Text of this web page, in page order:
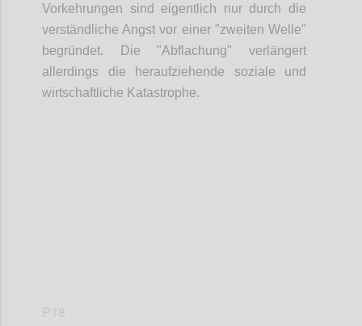
Vorkehrungen sind eigentlich nur durch die
verständliche Angst vor einer "zweiten Welle"
begründet. Die "Abflachung" verlängert
allerdings die heraufziehende soziale und
wirtschaftliche Katastrophe.